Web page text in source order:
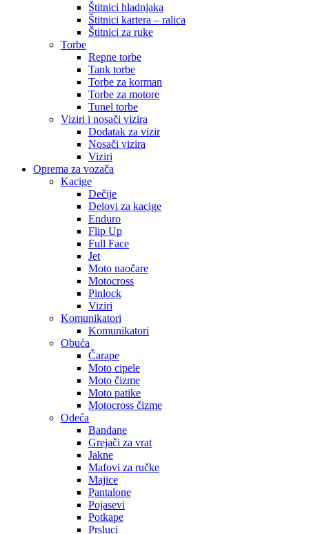
Štitnici hladnjaka
Štitnici kartera – ralica
Štitnici za ruke
Torbe
Repne torbe
Tank torbe
Torbe za korman
Torbe za motore
Tunel torbe
Viziri i nosači vizira
Dodatak za vizir
Nosači vizira
Viziri
Oprema za vozača
Kacige
Dečije
Delovi za kacige
Enduro
Flip Up
Full Face
Jet
Moto naočare
Motocross
Pinlock
Viziri
Komunikatori
Komunikatori
Obuća
Čarape
Moto cipele
Moto čizme
Moto patike
Motocross čizme
Odeća
Bandane
Grejači za vrat
Jakne
Mafovi za ručke
Majice
Pantalone
Pojasevi
Potkape
Prsluci